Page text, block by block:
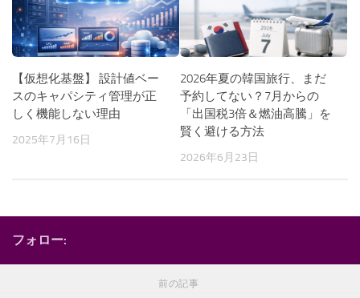
【仮想化基盤】 設計値ベー
スのキャパシティ管理が正
しく機能しない理由
2025年7月16日
2026年夏の韓国旅行、まだ
予約してない？7月からの
「出国税3倍＆燃油高騰」を
賢く避ける方法
2026年6月23日
フォロー:
前の記事